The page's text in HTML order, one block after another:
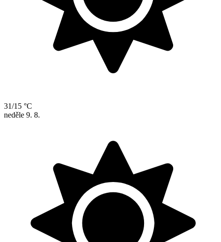
31/15 °C
neděle 9. 8.